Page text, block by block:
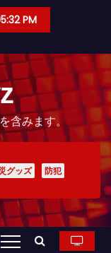
PM
含みます。
グッズ
防犯